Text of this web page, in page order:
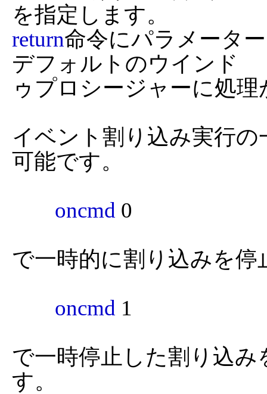
return命令にパラメータ
デフォルトのウインド
ゥプロシージャーに処
イベント割り込み実行の
可能です。
oncmd 0
で一時的に割り込みを停
oncmd 1
で一時停止した割り込
す。